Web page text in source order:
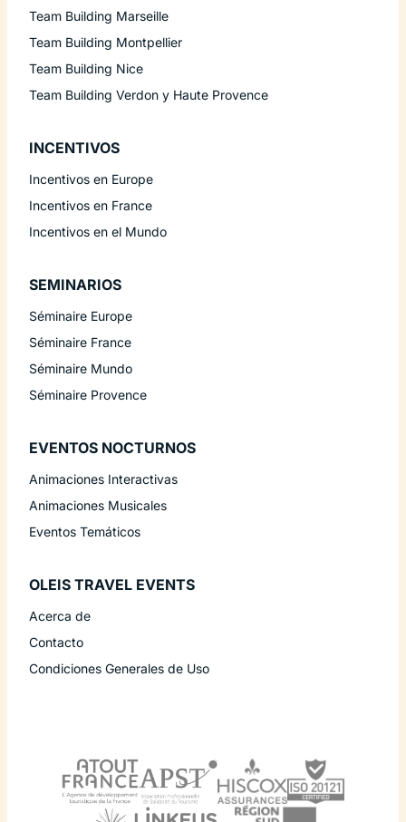
Team Building Marseille
Team Building Montpellier
Team Building Nice
Team Building Verdon y Haute Provence
INCENTIVOS
Incentivos en Europe
Incentivos en France
Incentivos en el Mundo
SEMINARIOS
Séminaire Europe
Séminaire France
Séminaire Mundo
Séminaire Provence
EVENTOS NOCTURNOS
Animaciones Interactivas
Animaciones Musicales
Eventos Temáticos
OLEIS TRAVEL EVENTS
Acerca de
Contacto
Condiciones Generales de Uso